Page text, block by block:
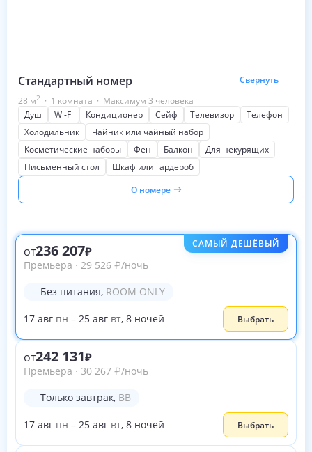
Стандартный номер
Свернуть
28 м2 · 1 комната · Максимум 3 человека
Душ
Wi-Fi Кондиционер Сейф Телевизор
Телефон
Холодильник
Чайник или чайный набор
Косметические наборы
Фен Балкон
Для некурящих
Письменный стол
Шкаф или гардероб
О номере
САМЫЙ ДЕШЁВЫЙ
от236 207
Премьера · 29 526 ₽/ночь
Без питания, ROOM ONLY
17 авг пн – 25 авг вт, 8 ночей Выбрать
от242 131
Премьера · 30 267 ₽/ночь
Только завтрак, BB
17 авг пн – 25 авг вт, 8 ночей Выбрать